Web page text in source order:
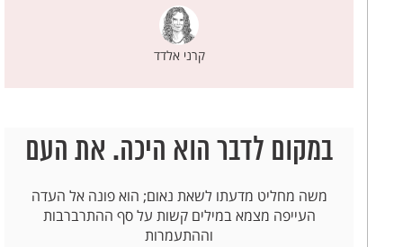
קרני אלדד
במקום לדבר הוא היכה. את העם
משה מחליט מדעתו לשאת נאום; הוא פונה אל העדה
העייפה מצמא במילים קשות על סף ההתרברבות
וההתעמרות